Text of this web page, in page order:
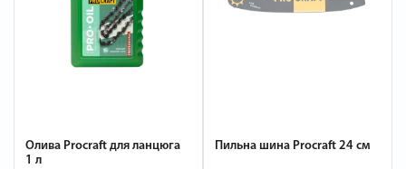
Олива Procraft для ланцюга
1 л
Пильна шина Procraft 24 см